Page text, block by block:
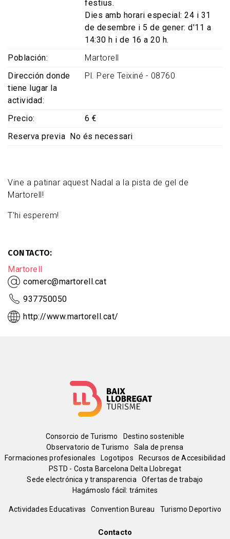
Vine a patinar aquest Nadal a la pista de gel de
Martorell!
T'hi esperem!
CONTACTO
Martorell
comerc@martorell.cat
937750050
http://www.martorell.cat/
festius.
Dies amb horari especial: 24 i 31
de desembre i 5 de gener: d'11 a
14:30 h i de 16 a 20 h.
Población
Martorell
Dirección donde
tiene lugar la
actividad
Pl. Pere Teixiné - 08760
Precio
6 €
Reserva previa
No és necessari
Menú
del
pie
Consorcio de Turismo
Destino sostenible
Observatorio de Turismo
Sala de prensa
Formaciones profesionales
Logotipos
Recursos de Accesibilidad
PSTD - Costa Barcelona Delta Llobregat
Sede electrónica y transparencia
Ofertas de trabajo
Hagámoslo fácil: trámites
Peu
Actividades Educativas Convention Bureau Turismo Deportivo
Contacto